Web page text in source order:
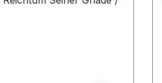
haben können und uns
in der Gegenwart